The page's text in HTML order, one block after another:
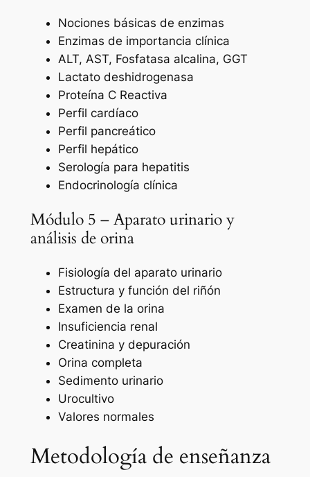
Nociones básicas de enzimas
Enzimas de importancia clínica
ALT, AST, Fosfatasa alcalina, GGT
Lactato deshidrogenasa
Proteína C Reactiva
Perfil cardíaco
Perfil pancreático
Perfil hepático
Serología para hepatitis
Endocrinología clínica
Módulo 5 – Aparato urinario y
análisis de orina
Fisiología del aparato urinario
Estructura y función del riñón
Examen de la orina
Insuficiencia renal
Creatinina y depuración
Orina completa
Sedimento urinario
Urocultivo
Valores normales
Metodología de enseñanza